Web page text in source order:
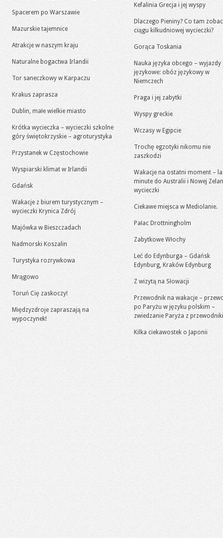
Spacerem po Warszawie
Mazurskie tajemnice
Atrakcje w naszym kraju
Naturalne bogactwa Irlandii
Tor saneczkowy w Karpaczu
Krakus zaprasza
Dublin, małe wielkie miasto
Krótka wycieczka – wycieczki szkolne
góry świętokrzyskie – agroturystyka
Przystanek w Częstochowie
Wyspiarski klimat w Irlandii
Gdańsk
Wakacje z biurem turystycznym –
wycieczki Krynica Zdrój
Majówka w Bieszczadach
Nadmorski Koszalin
Turystyka rozrywkowa
Mrągowo
Toruń Cię zaskoczy!
Międzyzdroje zapraszają na
wypoczynek!
Kefalinia Grecja i jej wyspy
Dlaczego Pieniny? Co tam
ciągu kilkudniowej wycieczki?
Gorąca Toskania
Nauka języka obcego – wyjazdy
językowe: obóz językowy w
Niemczech
Praga i jej zabytki
Wyspy greckie
Wczasy w Egipcie
Trochę egzotyki nikomu nie
zaszkodzi
Wakacje na ostatni moment –
minute do Australii i Nowej
wycieczki
Ciekawe miejsca w Mediolanie.
Pałac Drottningholm
Zabytkowe Włochy
Leć do Edynburga – Gdańsk
Edynburg, Kraków Edynburg
Z wizytą na Słowacji
Przewodnik na wakacje –
po Paryżu w języku polskim –
zwiedzanie Paryża z
Kilka ciekawostek o Japonii